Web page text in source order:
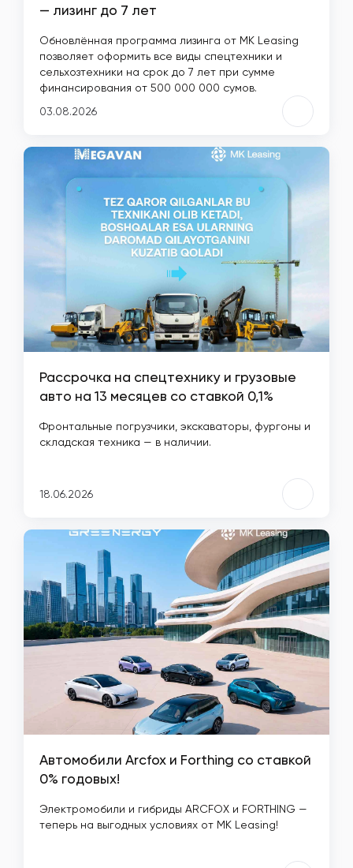
— лизинг до 7 лет
Обновлённая программа лизинга от MK Leasing
позволяет оформить все виды спецтехники и
сельхозтехники на срок до 7 лет при сумме
финансирования от 500 000 000 сумов.
03.08.2026
Рассрочка на спецтехнику и грузовые
авто на 13 месяцев со ставкой 0,1%
Фронтальные погрузчики, экскаваторы, фургоны и
складская техника — в наличии.
18.06.2026
Автомобили Arcfox и Forthing со ставкой
0% годовых!
Электромобили и гибриды ARCFOX и FORTHING —
теперь на выгодных условиях от MK Leasing!